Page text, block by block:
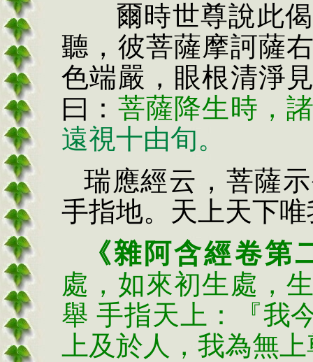
爾時世尊說此
聽，彼菩薩摩訶薩
色端嚴，眼根清淨
曰： 菩薩降生時，
遠視十由旬。
瑞應經云，菩薩
手指地。天上天下
《雜阿含經卷第
處， 如來初生處，
舉 手指天上：『我
上及於人，我為無